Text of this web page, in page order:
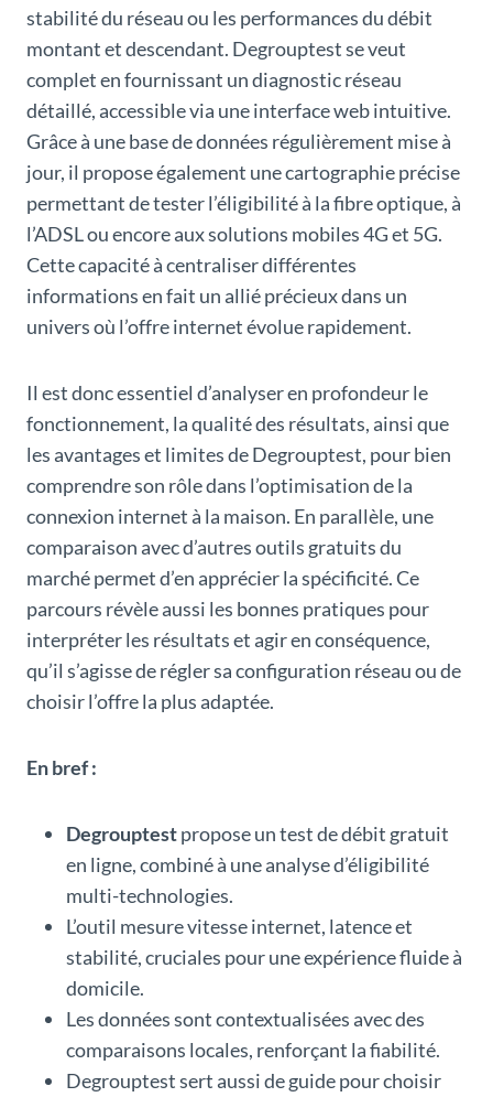
stabilité du réseau ou les performances du débit
montant et descendant. Degrouptest se veut
complet en fournissant un diagnostic réseau
détaillé, accessible via une interface web intuitive.
Grâce à une base de données régulièrement mise à
jour, il propose également une cartographie précise
permettant de tester l’éligibilité à la fibre optique, à
l’ADSL ou encore aux solutions mobiles 4G et 5G.
Cette capacité à centraliser différentes
informations en fait un allié précieux dans un
univers où l’offre internet évolue rapidement.
Il est donc essentiel d’analyser en profondeur le
fonctionnement, la qualité des résultats, ainsi que
les avantages et limites de Degrouptest, pour bien
comprendre son rôle dans l’optimisation de la
connexion internet à la maison. En parallèle, une
comparaison avec d’autres outils gratuits du
marché permet d’en apprécier la spécificité. Ce
parcours révèle aussi les bonnes pratiques pour
interpréter les résultats et agir en conséquence,
qu’il s’agisse de régler sa configuration réseau ou de
choisir l’offre la plus adaptée.
En bref :
Degrouptestpropose un test de débit gratuit
en ligne, combiné à une analyse d’éligibilité
multi-technologies.
L’outil mesure vitesse internet, latence et
stabilité, cruciales pour une expérience fluide à
domicile.
Les données sont contextualisées avec des
comparaisons locales, renforçant la fiabilité.
Degrouptest sert aussi de guide pour choisir